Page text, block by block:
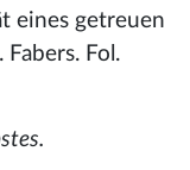
eines getreuen
Fol.